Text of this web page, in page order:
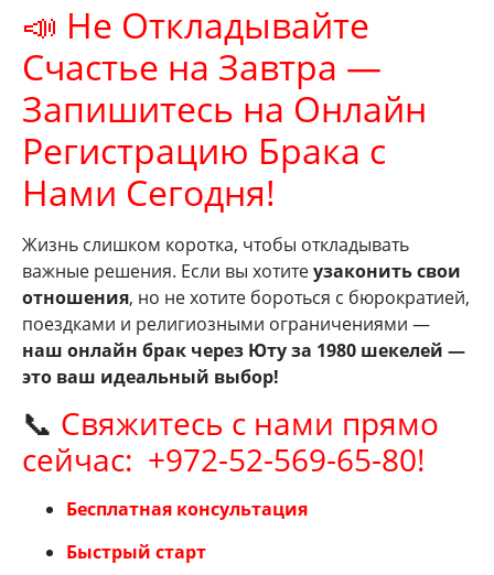
📣 Не Откладывайте
Счастье на Завтра —
Запишитесь на Онлайн
Регистрацию Брака с
Нами Сегодня!
Жизнь слишком коротка, чтобы откладывать
важные решения. Если вы хотитеузаконить свои
отношения, но не хотите бороться с бюрократией,
поездками и религиозными ограничениями —
наш онлайн брак через Юту за 1980 шекелей —
это ваш идеальный выбор!
📞 Свяжитесь с нами прямо
сейчас: +972-52-569-65-80!
Бесплатная консультация
Быстрый старт